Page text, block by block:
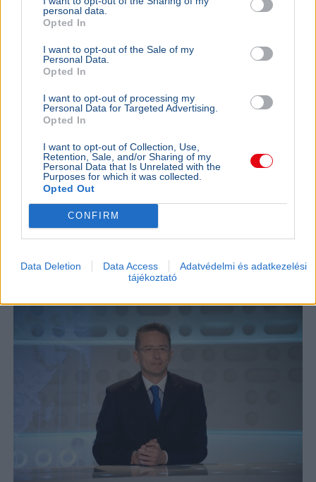
personal data.
Opted In
I want to opt-out of the Sale of my
Personal Data.
Opted In
I want to opt-out of processing my
Personal Data for Targeted Advertising.
Opted In
I want to opt-out of Collection, Use,
Retention, Sale, and/or Sharing of my
Personal Data that Is Unrelated with the
Purposes for which it was collected.
Opted Out
CONFIRM
Data Deletion Data Access
Adatvédelmi és adatkezelési
tájékoztató
Orbán Anita külügyminiszter szerint az elmúlt tizenhat
ezért regionális összefogást sürget.
Ajánljuk még
2026. augusztus 7.
„Ki mer odamenni ezek után?” – Borsa Miklós
megszólalt az egy nap alatt elbukott